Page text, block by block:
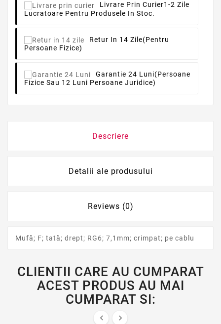
Livrare Prin Curier1-2 Zile
Lucratoare Pentru Produsele In Stoc.
Retur In 14 Zile(pentru
Persoane Fizice)
Garantie 24 Luni(persoane
Fizice Sau 12 Luni Persoane Juridice)
Descriere
Detalii ale produsului
Reviews (0)
Mufă; F; tată; drept; RG6; 7,1mm; crimpat; pe cablu
CLIENTII CARE AU CUMPARAT
ACEST PRODUS AU MAI
CUMPARAT SI:
 